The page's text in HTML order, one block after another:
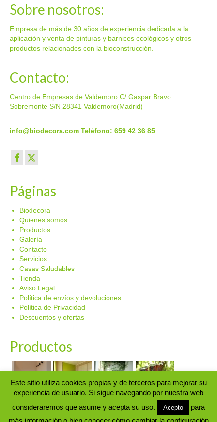
Sobre nosotros:
Empresa de más de 30 años de experiencia dedicada a la
aplicación y venta de pinturas y barnices ecológicos y otros
productos relacionados con la bioconstrucción.
Contacto:
Centro de Empresas de Valdemoro C/ Gaspar Bravo
Sobremonte S/N 28341 Valdemoro(Madrid)
info@biodecora.com Teléfono: 659 42 36 85
Páginas
Biodecora
Quienes somos
Productos
Galería
Contacto
Servicios
Casas Saludables
Tienda
Aviso Legal
Política de envíos y devoluciones
Política de Privacidad
Descuentos y ofertas
Productos
© Biodecora 2024. Aplicación y venta de pinturas y productos
Política de cookies
Este sitio utiliza cookies propias y de terceros para mejorar su
experiencia de usuario. Si sigue navegando por nuestra web
consideraremos que asume y acepta su uso.
Acepto
para
más información o bien conocer cómo cambiar la configuración